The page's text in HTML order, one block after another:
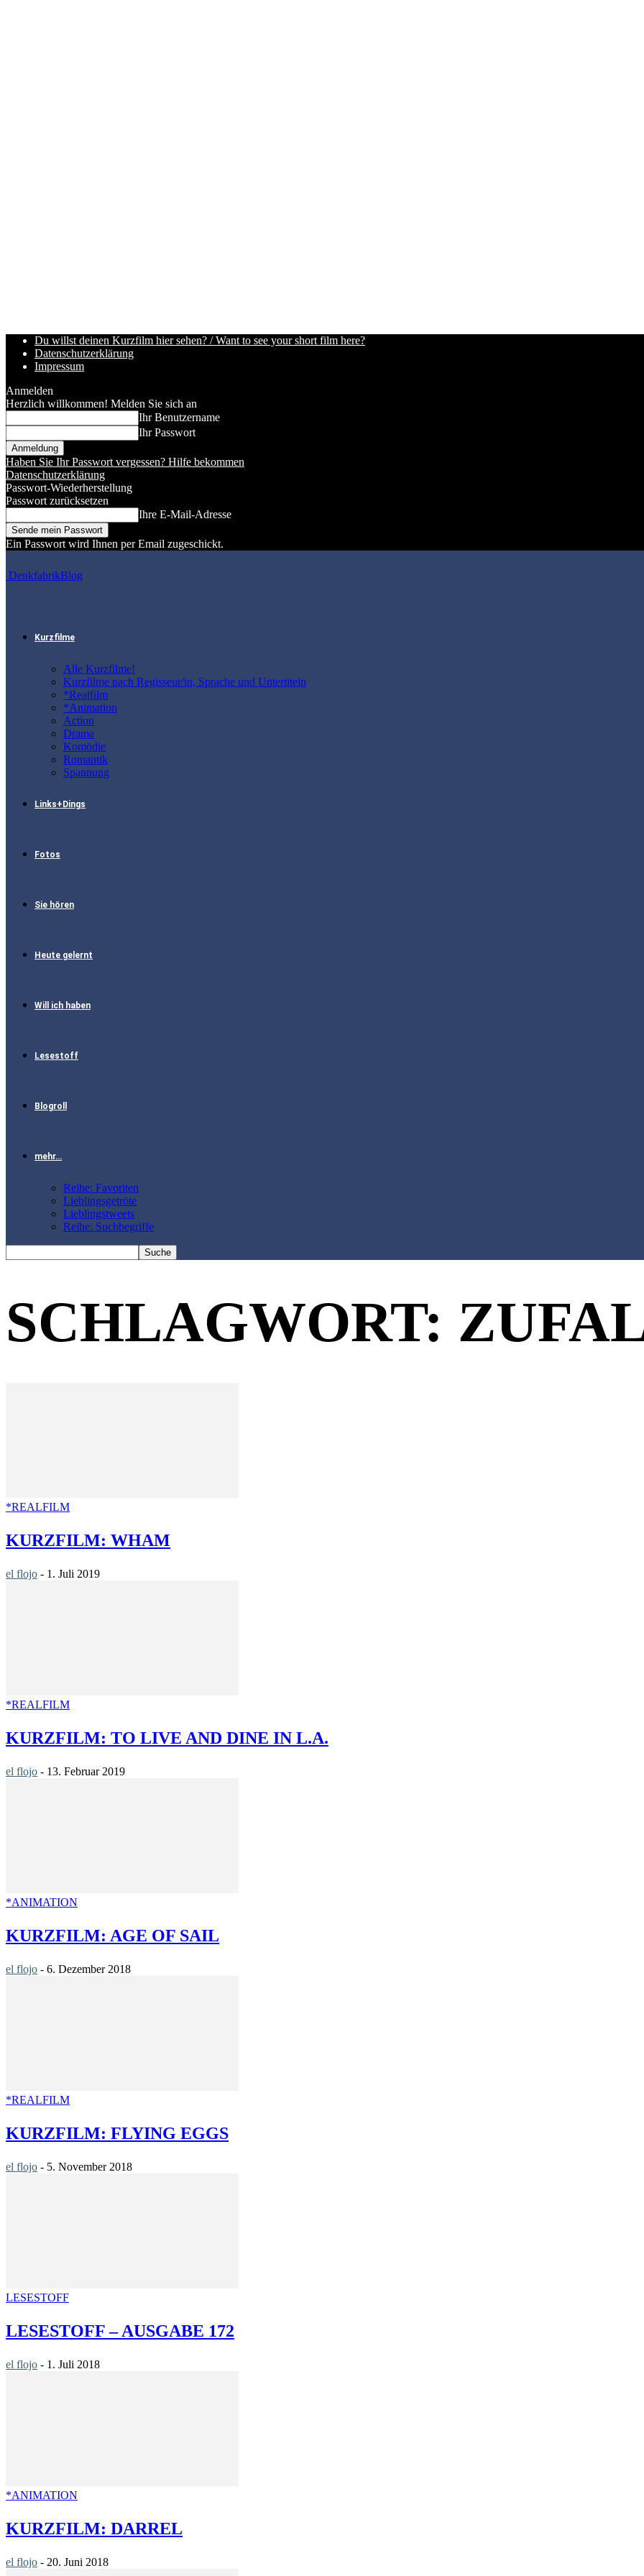
Du willst deinen Kurzfilm hier sehen? / Want to see your short film here?
Datenschutzerklärung
Impressum
Anmelden
Herzlich willkommen! Melden Sie sich an
Ihr Benutzername
Ihr Passwort
Haben Sie Ihr Passwort vergessen? Hilfe bekommen
Datenschutzerklärung
Passwort-Wiederherstellung
Passwort zurücksetzen
Ihre E-Mail-Adresse
Ein Passwort wird Ihnen per Email zugeschickt.
DenkfabrikBlog
Kurzfilme
Alle Kurzfilme!
Kurzfilme nach Regisseur/in, Sprache und Untertiteln
*Realfilm
*Animation
Action
Drama
Komödie
Romantik
Spannung
Links+Dings
Fotos
Sie hören
Heute gelernt
Will ich haben
Lesestoff
Blogroll
mehr…
Reihe: Favoriten
Lieblingsgetröte
Lieblingstweets
Reihe: Suchbegriffe
SCHLAGWORT:
*REALFILM
KURZFILM: WHAM
el flojo - 1. Juli 2019
*REALFILM
KURZFILM: TO LIVE AND DINE IN L.A.
el flojo - 13. Februar 2019
*ANIMATION
KURZFILM: AGE OF SAIL
el flojo - 6. Dezember 2018
*REALFILM
KURZFILM: FLYING EGGS
el flojo - 5. November 2018
LESESTOFF
LESESTOFF – AUSGABE 172
el flojo - 1. Juli 2018
*ANIMATION
KURZFILM: DARREL
el flojo - 20. Juni 2018